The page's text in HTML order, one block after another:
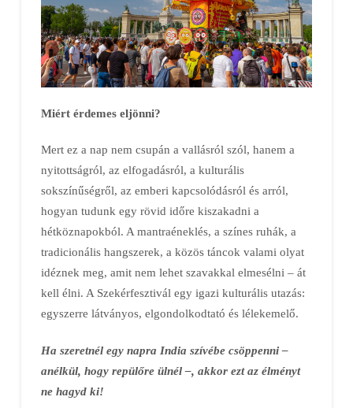
Miért érdemes eljönni?
Mert ez a nap nem csupán a vallásról szól, hanem a
nyitottságról, az elfogadásról, a kulturális
sokszínűségről, az emberi kapcsolódásról és arról,
hogyan tudunk egy rövid időre kiszakadni a
hétköznapokból. A mantraéneklés, a színes ruhák, a
tradicionális hangszerek, a közös táncok valami olyat
idéznek meg, amit nem lehet szavakkal elmesélni – át
kell élni. A Szekérfesztivál egy igazi kulturális utazás:
egyszerre látványos, elgondolkodtató és lélekemelő.
Ha szeretnél egy napra India szívébe csöppenni –
anélkül, hogy repülőre ülnél –, akkor ezt az élményt
ne hagyd ki!